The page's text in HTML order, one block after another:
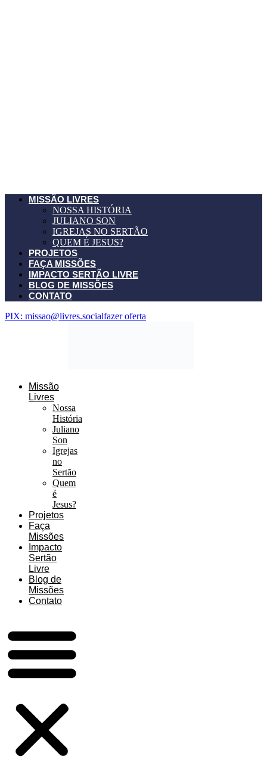
MISSÃO LIVRES
NOSSA HISTÓRIA
JULIANO SON
IGREJAS NO SERTÃO
QUEM É JESUS?
PROJETOS
FAÇA MISSÕES
IMPACTO SERTÃO LIVRE
BLOG DE MISSÕES
CONTATO
PIX: missao@livres.socialfazer oferta
Missão
Livres
Nossa
História
Juliano
Son
Igrejas
no
Sertão
Quem
é
Jesus?
Projetos
Faça
Missões
Impacto
Sertão
Livre
Blog de
Missões
Contato